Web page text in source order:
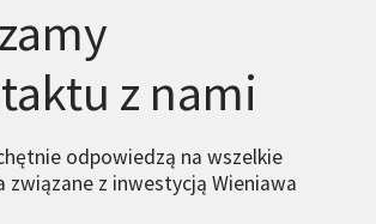
z nami
odpowiedzą na wszelkie
związane z inwestycją Wieniawa